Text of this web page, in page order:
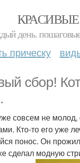
день.
прическу
сбор!
совсем не молод,
Кто-то его уже
понос. Он
сделал модную